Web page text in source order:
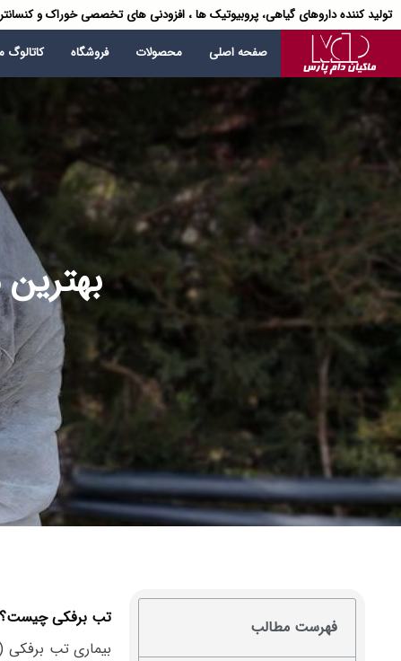
تولید کننده داروهای گیاهی، پروبیوتیک ها ، افزودنی های تخصصی خوراک و
صفحه اصلی محصولات فروشگاه
فهرست مطالب
تب برفکی چیست؟